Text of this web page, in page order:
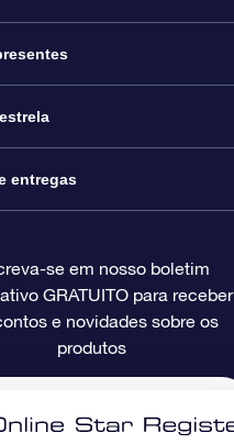
conosco
on-line
presente da OSR
presente da OSR
corporativos
personalizada
de Estrelas
entregas
de pagamento
devolução
se em nosso boletim
GRATUITO para receber
e novidades sobre os
produtos